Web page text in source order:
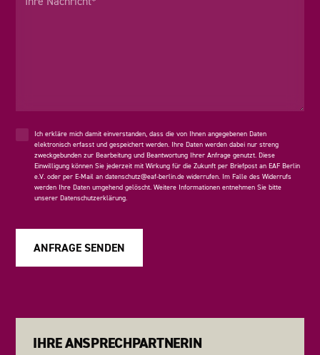
Ich erkläre mich damit einverstanden, dass die von Ihnen angegebenen Daten
elektronisch erfasst und gespeichert werden. Ihre Daten werden dabei nur streng
zweckgebunden zur Bearbeitung und Beantwortung Ihrer Anfrage genutzt. Diese
Einwilligung können Sie jederzeit mit Wirkung für die Zukunft per Briefpost an EAF Berlin
e.V. oder per E-Mail andatenschutz@eaf-berlin.de widerrufen. Im Falle des Widerrufs
werden Ihre Daten umgehend gelöscht. Weitere Informationen entnehmen Sie bitte
unsererDatenschutzerklärung.
IHRE ANSPRECHPARTNERIN